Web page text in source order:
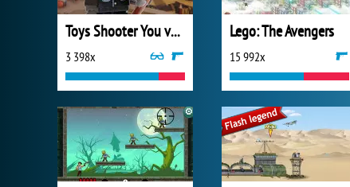
Toys Shooter You vs Zombies
3 398x
Lego: The Avengers
15 992x